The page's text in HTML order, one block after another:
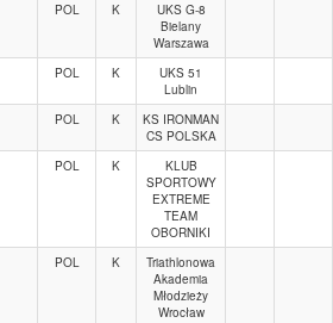
POL K
UKS G-8
Bielany
Warszawa
POL K
UKS 51
Lublin
POL K
KS IRONMAN
CS POLSKA
POL K
KLUB
SPORTOWY
EXTREME
TEAM
OBORNIKI
POL K
Triathlonowa
Akademia
Młodzieży
Wrocław